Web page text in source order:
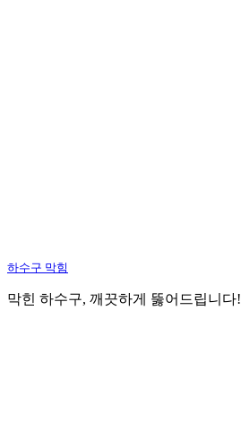
하수구 막힘
막힌 하수구, 깨끗하게 뚫어드립니다!